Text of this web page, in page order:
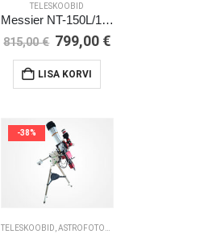
TELESKOOBID
Messier NT-150L/1200 EXOS-2
815,00€ Algne
hind
oli:
815,00 €.
799,00 €Current
LISA KORVI
,LEIUNURK / VARIOUS / SALE
-38%
TELESKOOBID,ASTROFOTOGRAAFIA